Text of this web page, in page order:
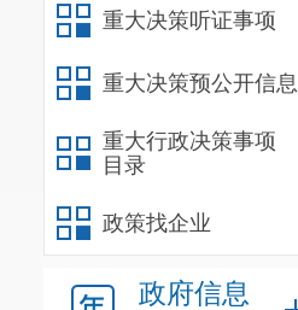
重大决策听证事项
重大决策预公开信息
重大行政决策事项
目录
政策找企业
政府信息